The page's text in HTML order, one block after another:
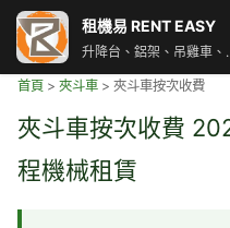
首頁 > 夾斗車 > 夾斗車按次收費
夾斗車按次收費
程機械租賃
租機易 RENT EASY
升降台、鋁